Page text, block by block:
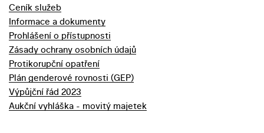
Ceník služeb
Informace a dokumenty
Prohlášení o přístupnosti
Zásady ochrany osobních údajů
Protikorupční opatření
Plán genderové rovnosti (GEP)
Výpůjční řád 2023
Aukční vyhláška - movitý majetek